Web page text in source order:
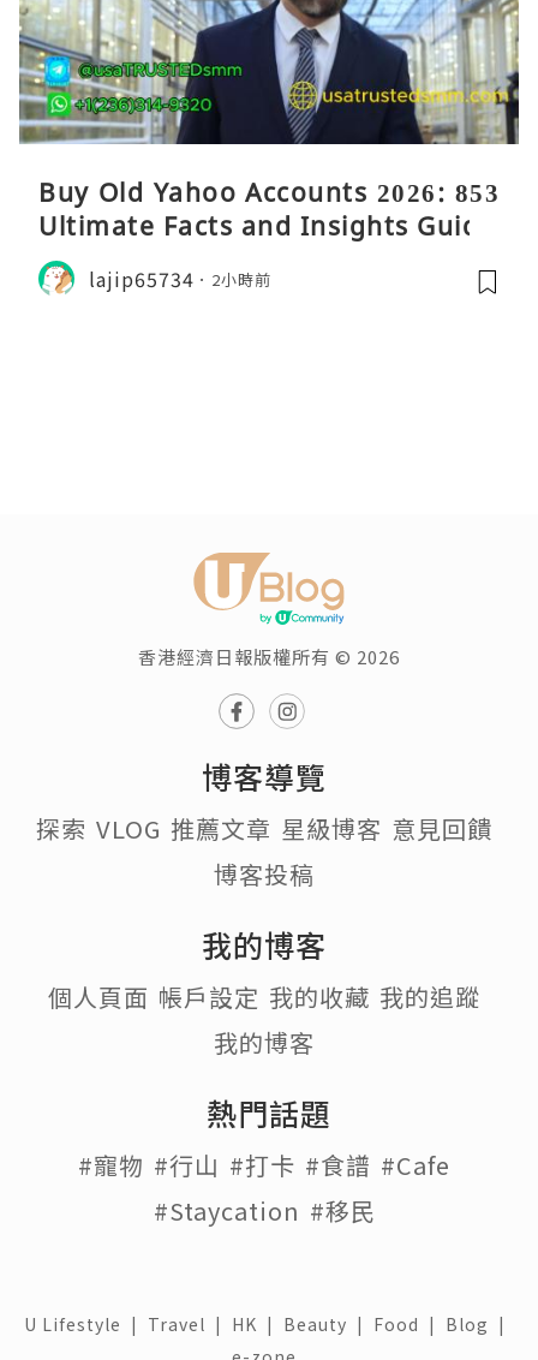
Buy Old Yahoo Accounts 2026: 853
Ultimate Facts and Insights Guide
lajip65734 2小時前
香港經濟日報版權所有 © 2026
博客導覽
探索 VLOG 推薦文章 星級博客 意見回饋
博客投稿
我的博客
個人頁面 帳戶設定 我的收藏 我的追蹤
我的博客
熱門話題
#寵物 #行山 #打卡 #食譜 #Cafe
#Staycation #移民
U Lifestyle | Travel | HK | Beauty | Food | Blog |